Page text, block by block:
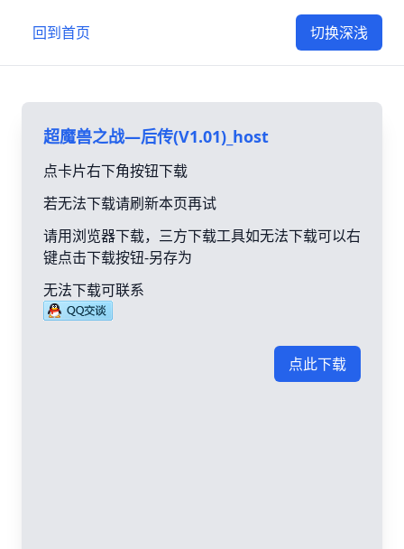
回到首页 切换深浅
超魔兽之战—后传(V1.01)_host
点卡片右下角按钮下载
若无法下载请刷新本页再试
请用浏览器下载，三方下载工具如无法下载可以右
键点击下载按钮-另存为
无法下载可联系
点此下载